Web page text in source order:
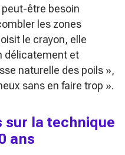
peut-être besoin
les zones
le crayon, elle
délicatement et
naturelle des poils »,
sans en faire trop ».
sur la technique
ans